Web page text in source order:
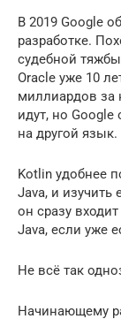
В 2019 Google
разработке.
судебной
Oracle уже 10
миллиардов за
идут, но Google
на другой язык.
Kotlin удобнее
Java, и
он сразу
Java, если уже
Не всё так
Начинающему